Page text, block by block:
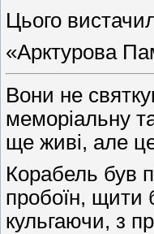
Цього
«Арктурова
Вони не
меморіальну
ще живі, але
Корабель був
пробоїн, щити
кульгаючи, з